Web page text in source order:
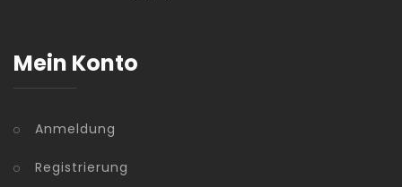
Mein Konto
Anmeldung
Registrierung